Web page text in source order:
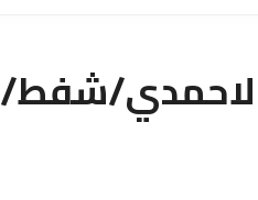
شفط/